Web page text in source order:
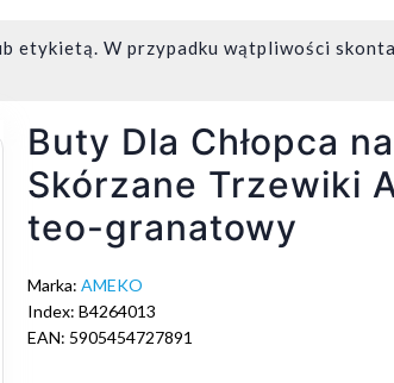
etykietą. W przypadku wątpliwości
Buty Dla Chłopca
Skórzane Trzewiki
teo-granatowy
Marka: AMEKO
Index: B4264013
EAN: 5905454727891